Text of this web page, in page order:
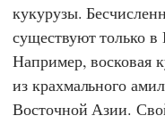
кукурузы.
существуют только
Например, восковая
из крахмального
Восточной Азии.